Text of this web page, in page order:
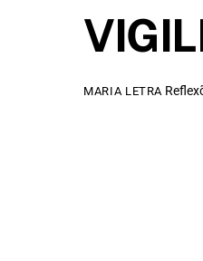
MARIA LETRA